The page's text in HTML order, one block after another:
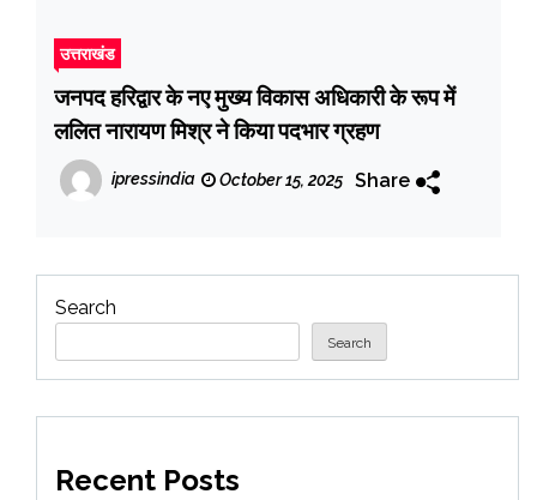
उत्तराखंड
जनपद हरिद्वार के नए मुख्य विकास अधिकारी के रूप में
ललित नारायण मिश्र ने किया पदभार ग्रहण
ipressindia October 15, 2025 Share
Search
Search
Recent Posts